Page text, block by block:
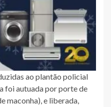
ao plantão policial
foi autuada por porte de
maconha), e liberada,